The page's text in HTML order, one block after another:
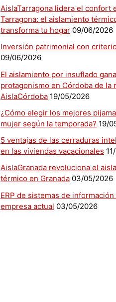
AislaTarragona lidera el confort
Tarragona: el aislamiento
transforma tu hogar 09/06/2026
Inversión patrimonial con
09/06/2026
El aislamiento por insuflado gana
protagonismo en Córdoba de la
AislaCórdoba 19/05/2026
¿Cómo elegir los mejores
mujer según la temporada? 19/
5 ventajas de las cerraduras
en las viviendas vacacionales
AislaGranada revoluciona el
térmico en Granada 03/05/2026
ERP de sistemas de información
empresa actual 03/05/2026